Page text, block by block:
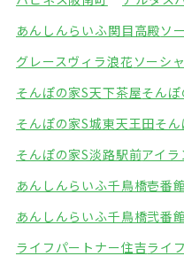
あんしんらいふ関目高殿ソ
グレースヴィラ浪花ソーシ
そんぽの家S天下茶屋そん
そんぽの家S城東天王田そ
そんぽの家S淡路駅前アイ
あんしんらいふ千鳥橋壱番
あんしんらいふ千鳥橋弐番
ライフパートナー住吉ライ